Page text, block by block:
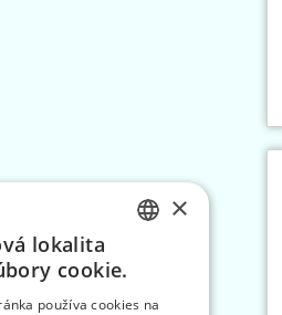
×
lokalita
cookie.
používa cookies na